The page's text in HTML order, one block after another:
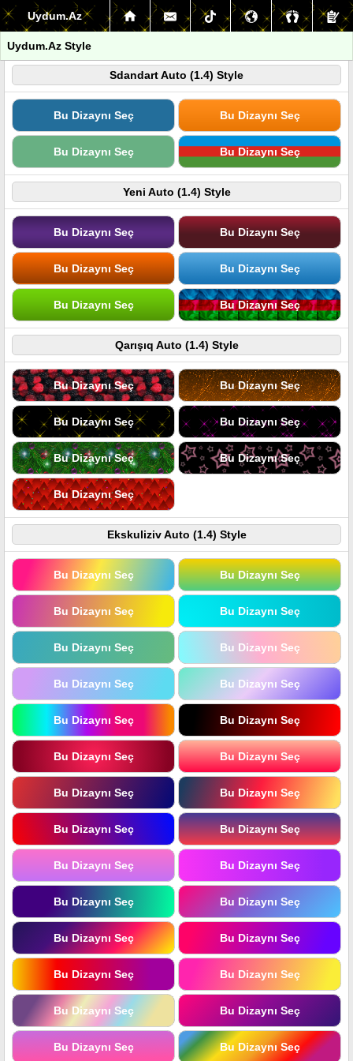
Uydum.Az
Uydum.Az Style
Sdandart Auto (1.4) Style
Bu Dizaynı Seç Bu Dizaynı Seç
Bu Dizaynı Seç Bu Dizaynı Seç
Yeni Auto (1.4) Style
Bu Dizaynı Seç Bu Dizaynı Seç
Bu Dizaynı Seç Bu Dizaynı Seç
Bu Dizaynı Seç Bu Dizaynı Seç
Qarışıq Auto (1.4) Style
Bu Dizaynı Seç Bu Dizaynı Seç
Bu Dizaynı Seç Bu Dizaynı Seç
Bu Dizaynı Seç Bu Dizaynı Seç
Bu Dizaynı Seç
Ekskuliziv Auto (1.4) Style
Bu Dizaynı Seç Bu Dizaynı Seç
Bu Dizaynı Seç Bu Dizaynı Seç
Bu Dizaynı Seç Bu Dizaynı Seç
Bu Dizaynı Seç Bu Dizaynı Seç
Bu Dizaynı Seç Bu Dizaynı Seç
Bu Dizaynı Seç Bu Dizaynı Seç
Bu Dizaynı Seç Bu Dizaynı Seç
Bu Dizaynı Seç Bu Dizaynı Seç
Bu Dizaynı Seç Bu Dizaynı Seç
Bu Dizaynı Seç Bu Dizaynı Seç
Bu Dizaynı Seç Bu Dizaynı Seç
Bu Dizaynı Seç Bu Dizaynı Seç
Bu Dizaynı Seç Bu Dizaynı Seç
Bu Dizaynı Seç Bu Dizaynı Seç